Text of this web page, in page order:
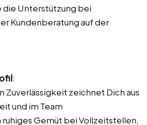
Unterstützung bei
Kundenberatung auf der
:
Zuverlässigkeit zeichnet Dich aus
und im Team
ruhiges Gemüt bei Vollzeitstellen,